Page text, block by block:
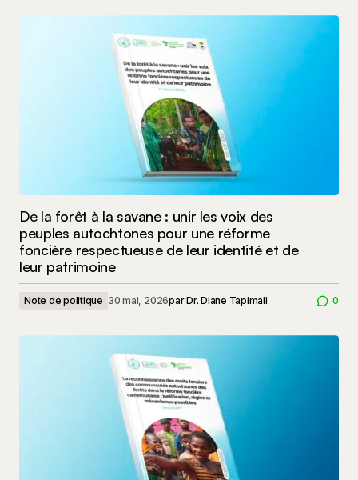
De la forêt à la savane : unir les voix des
peuples autochtones pour une réforme
foncière respectueuse de leur identité et de
leur patrimoine
Note de politique 30 mai, 2026parDr. Diane Tapimali 0